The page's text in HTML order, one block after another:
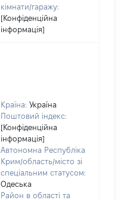
кімнати/гаражу:
[Конфіденційна
інформація]
Країна: Україна
Поштовий індекс:
[Конфіденційна
інформація]
Автономна Республіка
Крим/область/місто зі
спеціальним статусом:
Одеська
Район в області та